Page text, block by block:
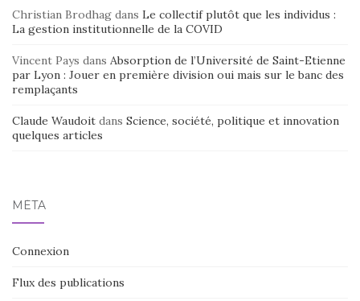
Christian Brodhag dans Le collectif plutôt que les individus :
La gestion institutionnelle de la COVID
Vincent Pays dans Absorption de l’Université de Saint-Etienne
par Lyon : Jouer en première division oui mais sur le banc des
remplaçants
Claude Waudoit dans Science, société, politique et innovation
quelques articles
MÉTA
Connexion
Flux des publications